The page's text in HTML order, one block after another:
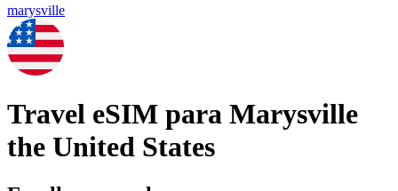
marysville
Travel eSIM para Marysville
the United States